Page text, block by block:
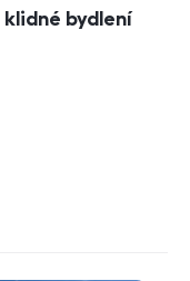
klidné bydlení